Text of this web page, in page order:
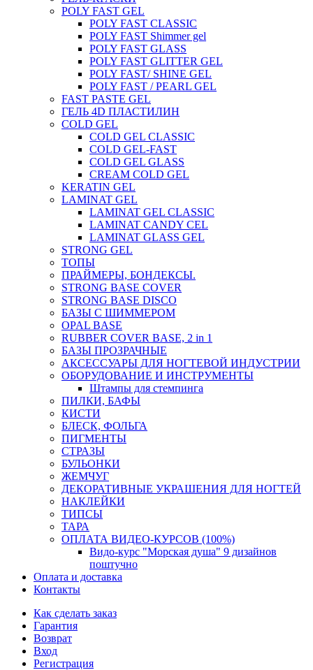
POLY FAST GEL
POLY FAST CLASSIC
POLY FAST Shimmer gel
POLY FAST GLASS
POLY FAST GLITTER GEL
POLY FAST/ SHINE GEL
POLY FAST / PEARL GEL
FAST PASTE GEL
ГЕЛЬ 4D ПЛАСТИЛИН
COLD GEL
COLD GEL CLASSIC
COLD GEL-FAST
COLD GEL GLASS
CREAM COLD GEL
KERATIN GEL
LAMINAT GEL
LAMINAT GEL CLASSIС
LAMINAT CANDY CEL
LAMINAT GLASS GEL
STRONG GEL
ТОПЫ
ПРАЙМЕРЫ, БОНДЕКСЫ.
STRONG BASE COVER
STRONG BASE DISCO
БАЗЫ С ШИММЕРОМ
OPAL BASE
RUBBER COVER BASE, 2 in 1
БАЗЫ ПРОЗРАЧНЫЕ
АКСЕССУАРЫ ДЛЯ НОГТЕВОЙ ИНДУСТРИИ
ОБОРУДОВАНИЕ И ИНСТРУМЕНТЫ
Штампы для стемпинга
ПИЛКИ, БАФЫ
КИСТИ
БЛЕСК, ФОЛЬГА
ПИГМЕНТЫ
СТРАЗЫ
БУЛЬОНКИ
ЖЕМЧУГ
ДЕКОРАТИВНЫЕ УКРАШЕНИЯ ДЛЯ НОГТЕЙ
НАКЛЕЙКИ
ТИПСЫ
ТАРА
ОПЛАТА ВИДЕО-КУРСОВ (100%)
Видо-курс "Морская душа" 9 дизайнов
поштучно
Оплата и доставка
Контакты
Как сделать заказ
Гарантия
Возврат
Вход
Регистрация